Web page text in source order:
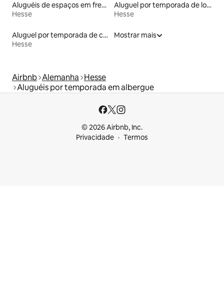
Aluguéis de espaços em frente à praia
Hesse
Aluguel por temporada de lofts
Hesse
Aluguel por temporada de casas de hóspedes
Hesse
Mostrar mais
Airbnb Alemanha Hesse
Aluguéis por temporada em albergue
© 2026 Airbnb, Inc.
Privacidade
Termos